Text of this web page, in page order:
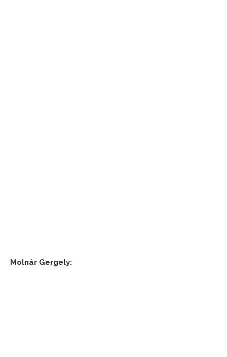
Molnár Gergely: